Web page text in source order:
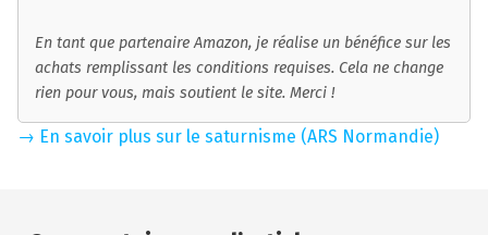
En tant que partenaire Amazon, je réalise un bénéfice sur les
achats remplissant les conditions requises. Cela ne change
rien pour vous, mais soutient le site. Merci !
→ En savoir plus sur le saturnisme (ARS Normandie)